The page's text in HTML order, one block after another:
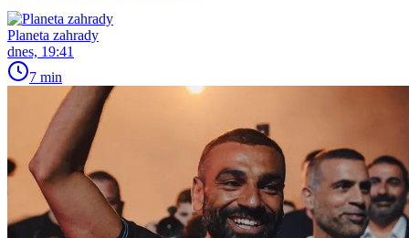
Planeta zahrady
dnes, 19:41
7 min